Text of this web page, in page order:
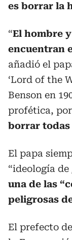
es borrar la
“El hombre
encuentran
añadió el
‘Lord of the
Benson en
profética,
borrar todas
El papa
“ideología de
una de las
peligrosas
El prefecto